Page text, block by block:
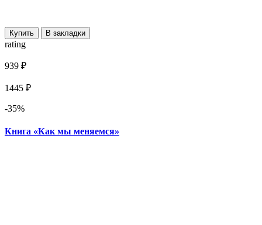
Купить В закладки
rating
939 ₽
1445 ₽
-35%
Книга «Как мы меняемся»